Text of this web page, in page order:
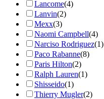
Lancome(4)
Lanvin(2)
Mexx(3)
Naomi Campbell(4)
Narciso Rodriguez(1)
Paco Rabanne(8)
Paris Hilton(2)
Ralph Lauren(1)
Shisseido(1)
Thierry Mugler(2)